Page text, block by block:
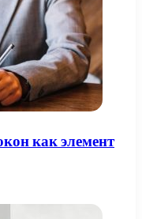
как элемент